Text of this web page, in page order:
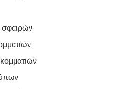
σφαιρών